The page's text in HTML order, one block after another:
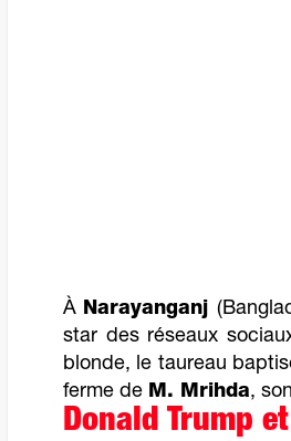
À Narayanganj
star des réseaux
blonde, le taureau
ferme de M. Mrihda,
Donald Trump